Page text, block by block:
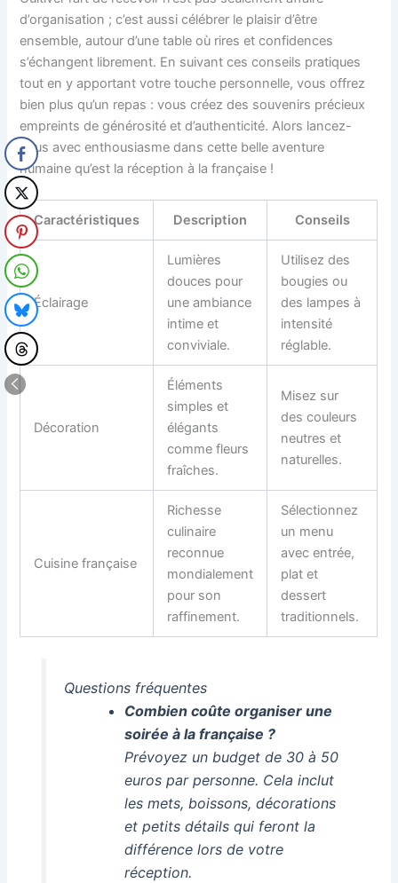
d’organisation ; c’est aussi célébrer le plaisir d’être
ensemble, autour d’une table où rires et confidences
s’échangent librement. En suivant ces conseils pratiques
tout en y apportant votre touche personnelle, vous offrez
bien plus qu’un repas : vous créez des souvenirs précieux
empreints de générosité et d’authenticité. Alors lancez-
vous avec enthousiasme dans cette belle aventure
humaine qu’est la réception à la française !
Caractéristiques Description Conseils
Éclairage
Lumières
douces pour
une ambiance
intime et
conviviale.
Utilisez des
bougies ou
des lampes à
intensité
réglable.
Décoration
Éléments
simples et
élégants
comme fleurs
fraîches.
Misez sur
des couleurs
neutres et
naturelles.
Cuisine française
Richesse
culinaire
reconnue
mondialement
pour son
raffinement.
Sélectionnez
un menu
avec entrée,
plat et
dessert
traditionnels.
Questions fréquentes
Combien coûte organiser une
soirée à la française ?
Prévoyez un budget de 30 à 50
euros par personne. Cela inclut
les mets, boissons, décorations
et petits détails qui feront la
différence lors de votre
réception.